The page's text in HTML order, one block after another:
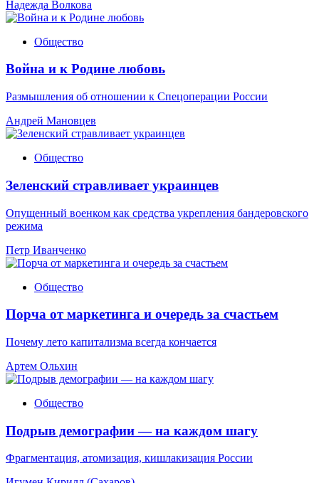
Надежда Волкова
Общество
Война и к Родине любовь
Размышления об отношении к Спецоперации России
Андрей Мановцев
Общество
Зеленский стравливает украинцев
Опущенный военком как средства укрепления бандеровского
режима
Петр Иванченко
Общество
Порча от маркетинга и очередь за счастьем
Почему лето капитализма всегда кончается
Артем Ольхин
Общество
Подрыв демографии — на каждом шагу
Фрагментация, атомизация, кишлакизация России